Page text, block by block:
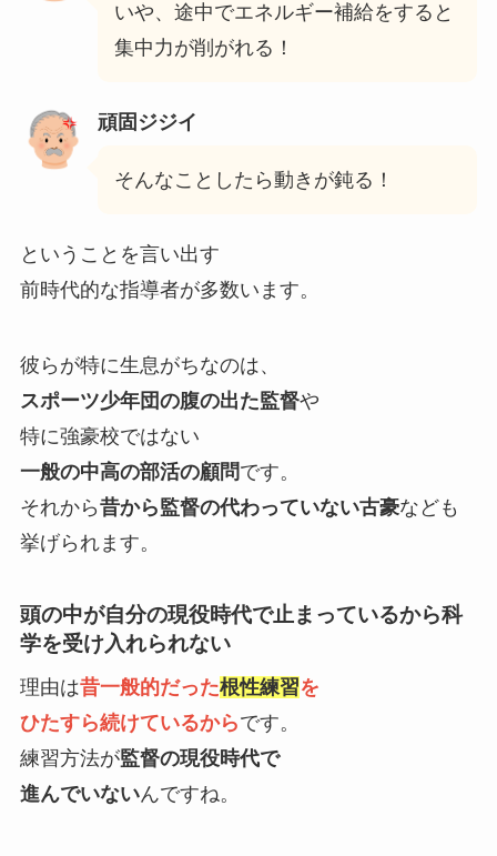
いや、途中でエネルギー補給をすると
集中力が削がれる！
頑固ジジイ
そんなことしたら動きが鈍る！
ということを言い出す
前時代的な指導者が多数います。
彼らが特に生息がちなのは、
スポーツ少年団の腹の出た監督や
特に強豪校ではない
一般の中高の部活の顧問です。
それから昔から監督の代わっていない古豪なども
挙げられます。
頭の中が自分の現役時代で止まっているから科
学を受け入れられない
理由は昔一般的だった根性練習を
ひたすら続けているからです。
練習方法が監督の現役時代で
進んでいないんですね。